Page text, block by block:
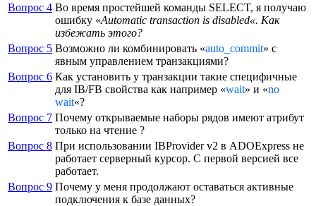
Вопрос 4 Во время простейшей команды SELECT, я получаю
ошибку «Automatic transaction is disabled«. Как
избежать этого?
Вопрос 5 Возможно ли комбинировать «auto_commit» с
явным управлением транзакциями?
Вопрос 6 Как установить у транзакции такие специфичные
для IB/FB свойства как например «wait» и «no
wait«?
Вопрос 7 Почему открываемые наборы рядов имеют атрибут
только на чтение ?
Вопрос 8 При использовании IBProvider v2 в ADOExpress не
работает серверный курсор. С первой версией все
работает.
Вопрос 9 Почему у меня продолжают оставаться активные
подключения к базе данных?